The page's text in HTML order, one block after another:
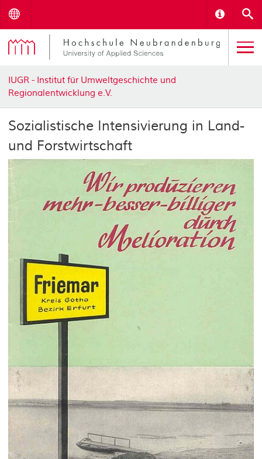
IUGR - Institut für Umweltgeschichte und
Regionalentwicklung e.V.
Sozialistische Intensivierung in Land-
und Forstwirtschaft